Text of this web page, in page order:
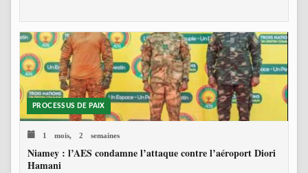
PROCESSUS DE PAIX
1 mois, 2 semaines
Niamey : l’AES condamne l’attaque contre l’aéroport Diori
Hamani